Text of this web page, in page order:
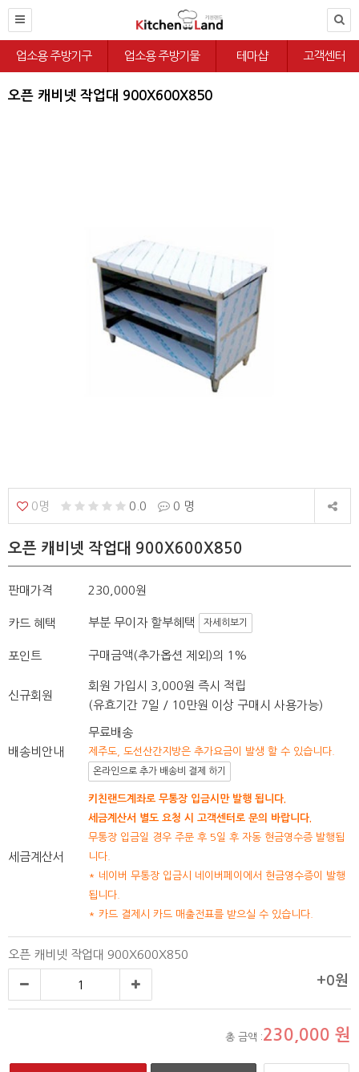
업소용 주방기구 업소용 주방기물 테마샵 고객센터
오픈 캐비넷 작업대 900X600X850
0명 0.0 0 명
오픈 캐비넷 작업대 900X600X850
판매가격 230,000원
카드 혜택 부분 무이자 할부혜택 자세히보기
포인트 구매금액(추가옵션 제외)의 1%
신규회원
회원 가입시 3,000원 즉시 적립
(유효기간 7일 / 10만원 이상 구매시 사용가능)
배송비안내
무료배송
제주도, 도선산간지방은 추가요금이 발생 할 수 있습니다.
온라인으로 추가 배송비 결제 하기
세금계산서
키친랜드계좌로 무통장 입금시만 발행 됩니다.
세금계산서 별도 요청 시 고객센터로 문의 바랍니다.
무통장 입금일 경우 주문 후 5일 후 자동 현금영수증 발행됩
니다.
* 네이버 무통장 입금시 네이버페이에서 현금영수증이 발행
됩니다.
* 카드 결제시 카드 매출전표를 받으실 수 있습니다.
오픈 캐비넷 작업대 900X600X850
+0원
총 금액 :230,000 원